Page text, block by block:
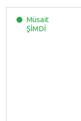
Müsait
ŞİMDİ